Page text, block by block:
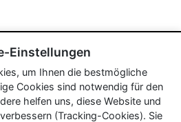
Einstellungen
um Ihnen die bestmögliche
Cookies sind notwendig für den
helfen uns, diese Website und
(Tracking-Cookies). Sie